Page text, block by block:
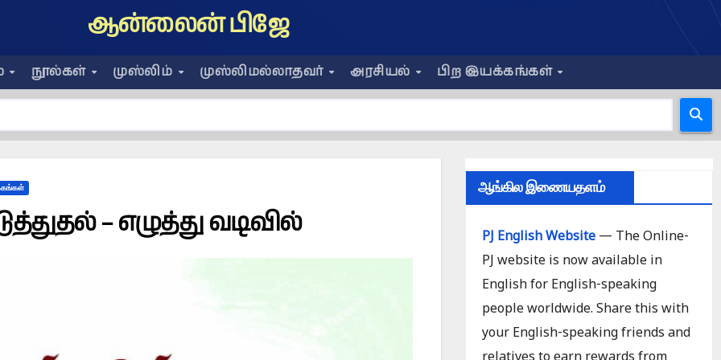
ஆன்லைன் பிஜே
நூல்கள் முஸ்லிம் முஸ்லிமல்லாதவர் அரசியல் பிற இயக்கங்கள்
– எழுத்து வடிவில்
ஆங்கில இணையதளம்
PJ English Website— The Online-
PJ website is now available in
English for English-speaking
people worldwide. Share this with
your English-speaking friends and